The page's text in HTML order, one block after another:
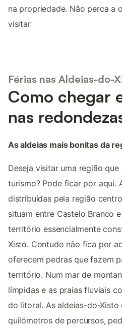
na propriedade. Não perca a
visitar
Férias nas Aldeias-do-
Como chegar
nas
As aldeias mais bonitas da
Deseja visitar uma região
turismo? Pode ficar por aqui.
distribuídas pela região
situam entre Castelo Branco
território essencialmente
Xisto. Contudo não fica por
oferecem pedras que fazem
território. Num mar de
límpidas e as praias fluviais
do litoral. As aldeias-do-Xisto
quilómetros de percursos,